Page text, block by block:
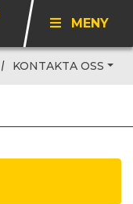
MENY
KONTAKTA OSS